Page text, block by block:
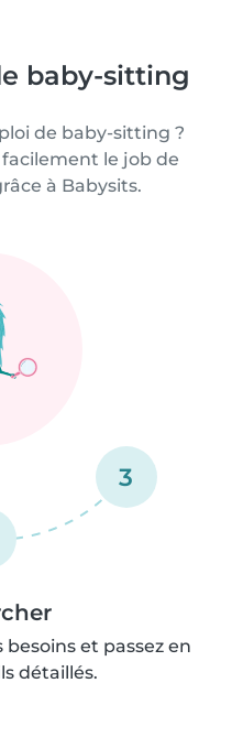
baby-sitting
de baby-sitting ?
le job de
à Babysits.
3
et passez en
détaillés.